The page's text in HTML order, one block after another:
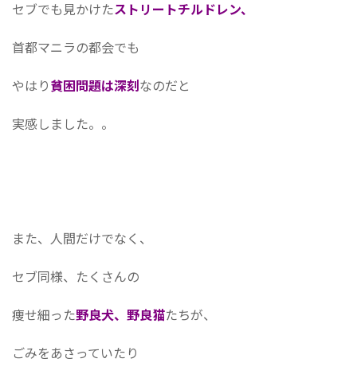
セブでも見かけたストリートチルドレン、
首都マニラの都会でも
やはり 貧困問題は深刻 なのだと
実感しました。。
また、人間だけでなく、
セブ同様、たくさんの
痩せ細った野良犬、野良猫たちが、
ごみをあさっていたり